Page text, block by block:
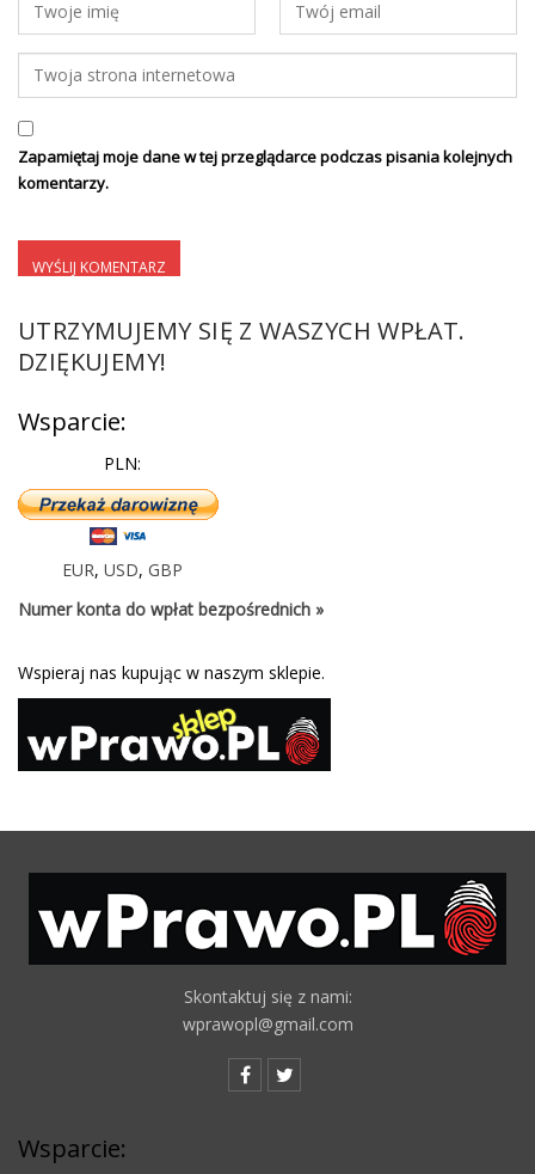
Zapamiętaj moje dane w tej przeglądarce podczas pisania kolejnych
komentarzy.
UTRZYMUJEMY SIĘ Z WASZYCH WPŁAT.
DZIĘKUJEMY!
Wsparcie:
PLN:
EUR, USD, GBP
Numer konta do wpłat bezpośrednich »
Wspieraj nas kupując w naszym sklepie.
Skontaktuj się z nami:
wprawopl@gmail.com
Wsparcie: